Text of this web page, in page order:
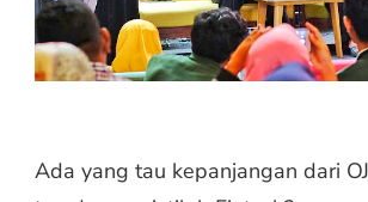
Ada yang tau kepanjangan dari